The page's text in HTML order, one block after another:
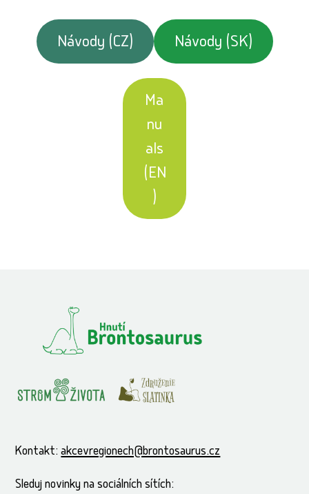
Návody (CZ) Návody (SK)
Ma
nu
als
(EN
)
Kontakt:akcevregionech@brontosaurus.cz
Sleduj novinky na sociálních sítích: